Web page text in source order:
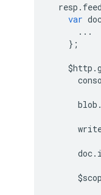
resp . feed
var
...
};
$http .
blob .
doc.